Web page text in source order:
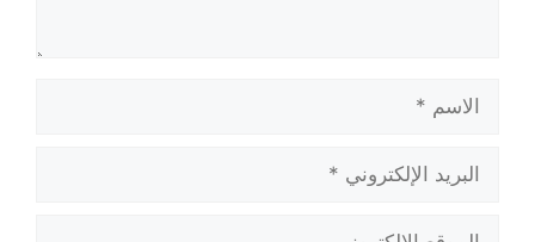
الاسم
البريد
الإلكتروني
الموقع